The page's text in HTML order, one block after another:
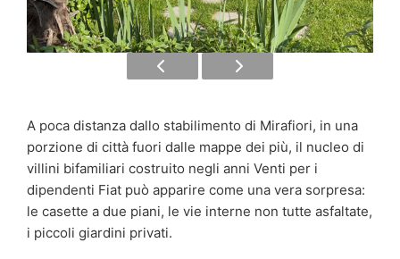
A poca distanza dallo stabilimento di Mirafiori, in una
porzione di città fuori dalle mappe dei più, il nucleo di
villini bifamiliari costruito negli anni Venti per i
dipendenti Fiat può apparire come una vera sorpresa:
le casette a due piani, le vie interne non tutte asfaltate,
i piccoli giardini privati.